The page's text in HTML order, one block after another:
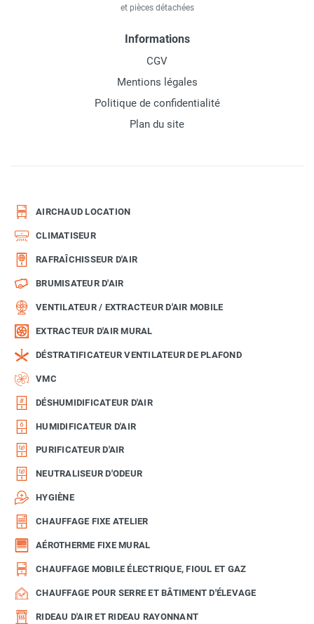
et pièces détachées
Informations
CGV
Mentions légales
Politique de confidentialité
Plan du site
AIRCHAUD LOCATION
CLIMATISEUR
RAFRAÎCHISSEUR D'AIR
BRUMISATEUR D'AIR
VENTILATEUR / EXTRACTEUR D'AIR MOBILE
EXTRACTEUR D'AIR MURAL
DÉSTRATIFICATEUR VENTILATEUR DE PLAFOND
VMC
DÉSHUMIDIFICATEUR D'AIR
HUMIDIFICATEUR D'AIR
PURIFICATEUR D'AIR
NEUTRALISEUR D'ODEUR
HYGIÈNE
CHAUFFAGE FIXE ATELIER
AÉROTHERME FIXE MURAL
CHAUFFAGE MOBILE ÉLECTRIQUE, FIOUL ET GAZ
CHAUFFAGE POUR SERRE ET BÂTIMENT D'ÉLEVAGE
RIDEAU D'AIR ET RIDEAU RAYONNANT